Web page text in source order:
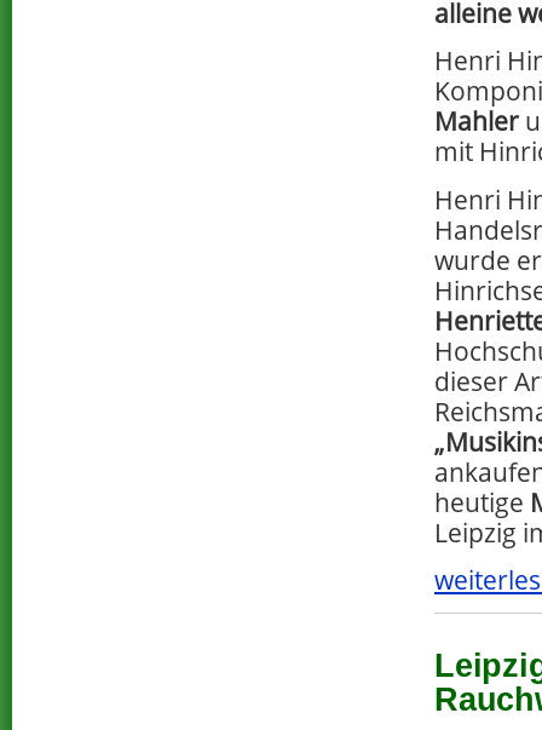
alleine
Henri
Mahler
mit
Henri
wurde
dieser
heutige
Leipzig